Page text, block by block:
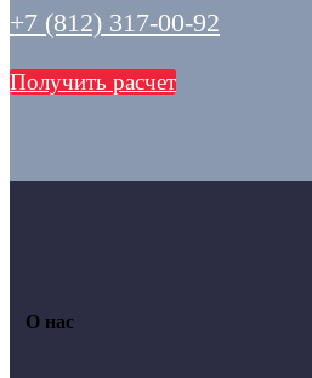
+7 (812) 317-00-92
Получить расчет
О нас